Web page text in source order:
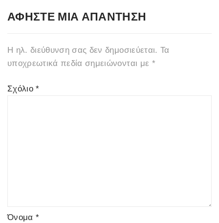
ΑΦΉΣΤΕ ΜΙΑ ΑΠΆΝΤΗΣΗ
Η ηλ. διεύθυνση σας δεν δημοσιεύεται. Τα
υποχρεωτικά πεδία σημειώνονται με *
Σχόλιο*
Όνομα*